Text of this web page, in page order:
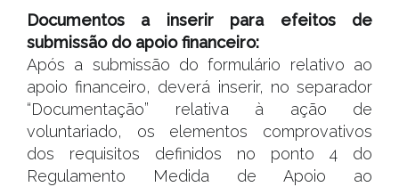
Documentos a inserir para efeitos de
submissão do apoio financeiro:
Após a submissão do formulário relativo ao
apoio financeiro, deverá inserir, no separador
“Documentação” relativa à ação de
voluntariado, os elementos comprovativos
dos requisitos definidos no ponto 4 do
Regulamento Medida de Apoio ao